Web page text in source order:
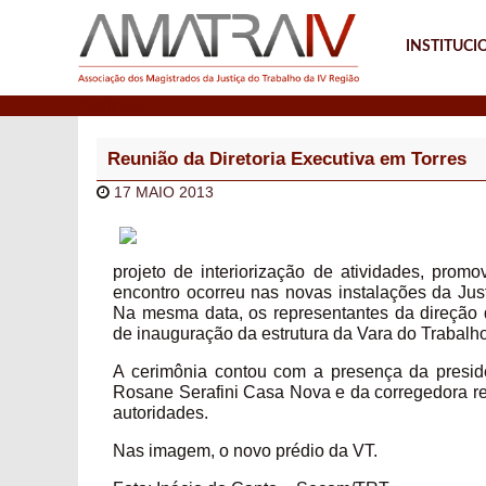
Reunião da Diretoria Executiva em Torres
17 MAIO 2013
projeto de interiorização de atividades,
encontro ocorreu nas novas instalações da
Na mesma data, os representantes da
de inauguração da estrutura da Vara do
A cerimônia contou com a presença da
Rosane Serafini Casa Nova e da corregedora
autoridades.
Nas imagem, o novo prédio da VT.